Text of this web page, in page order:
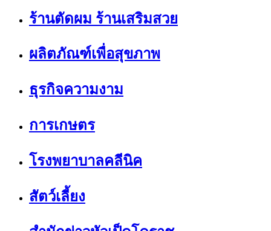
ร้านตัดผม ร้านเสริมสวย
ผลิตภัณฑ์เพื่อสุขภาพ
ธุรกิจความงาม
การเกษตร
โรงพยาบาลคลีนิค
สัตว์เลี้ยง